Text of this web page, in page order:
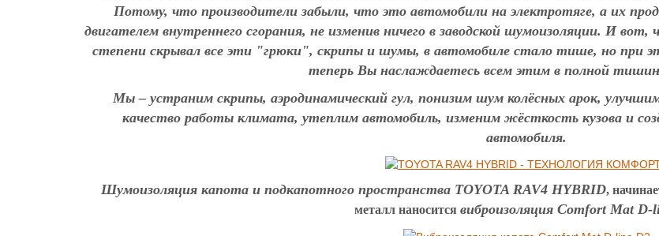
Потому, что производители забыли, что это автомобили на электротяге, а их
двигателем внутреннего сгорания, не изменив ничего в заводской шумоизоляции. И
степени скрывал все эти "грюки", скрипы и шумы, в автомобиле стало тише, но при
теперь Вы наслаждаетесь всем этим в полной
Мы – устраним скрипы, аэродинамический гул, понизим шум колёсных арок,
качество работы климата, утеплим автомобиль, изменим жёсткость кузова и
автомобиля.
Шумоизоляция капота и подкапотного пространства TOYOTA RAV4 HYBRID,
металл наносится виброизоляция Comfort Mat D-